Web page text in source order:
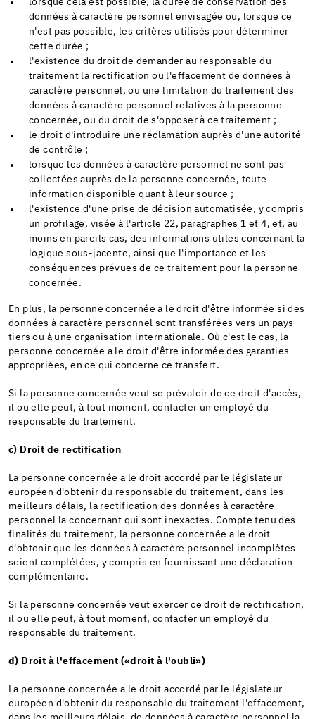
lorsque cela est possible, la durée de conservation des
données à caractère personnel envisagée ou, lorsque ce
n'est pas possible, les critères utilisés pour déterminer
cette durée ;
l'existence du droit de demander au responsable du
traitement la rectification ou l'effacement de données à
caractère personnel, ou une limitation du traitement des
données à caractère personnel relatives à la personne
concernée, ou du droit de s'opposer à ce traitement ;
le droit d'introduire une réclamation auprès d'une autorité
de contrôle ;
lorsque les données à caractère personnel ne sont pas
collectées auprès de la personne concernée, toute
information disponible quant à leur source ;
l'existence d'une prise de décision automatisée, y compris
un profilage, visée à l'article 22, paragraphes 1 et 4, et, au
moins en pareils cas, des informations utiles concernant la
logique sous-jacente, ainsi que l'importance et les
conséquences prévues de ce traitement pour la personne
concernée.
En plus, la personne concernée a le droit d'être informée si des
données à caractère personnel sont transférées vers un pays
tiers ou à une organisation internationale. Où c'est le cas, la
personne concernée a le droit d'être informée des garanties
appropriées, en ce qui concerne ce transfert.
Si la personne concernée veut se prévaloir de ce droit d'accès,
il ou elle peut, à tout moment, contacter un employé du
responsable du traitement.
c) Droit de rectification
La personne concernée a le droit accordé par le législateur
européen d'obtenir du responsable du traitement, dans les
meilleurs délais, la rectification des données à caractère
personnel la concernant qui sont inexactes. Compte tenu des
finalités du traitement, la personne concernée a le droit
d'obtenir que les données à caractère personnel incomplètes
soient complétées, y compris en fournissant une déclaration
complémentaire.
Si la personne concernée veut exercer ce droit de rectification,
il ou elle peut, à tout moment, contacter un employé du
responsable du traitement.
d) Droit à l'effacement («droit à l'oubli»)
La personne concernée a le droit accordé par le législateur
européen d'obtenir du responsable du traitement l'effacement,